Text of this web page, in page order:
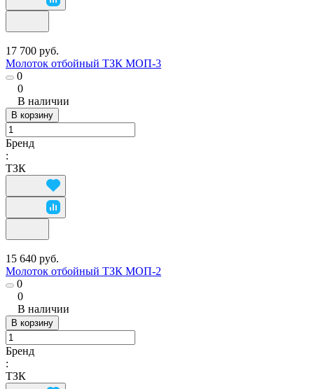
17 700 руб.
Молоток отбойный ТЗК МОП-3
0
0
В наличии
В корзину
Бренд
:
ТЗК
15 640 руб.
Молоток отбойный ТЗК МОП-2
0
0
В наличии
В корзину
Бренд
:
ТЗК